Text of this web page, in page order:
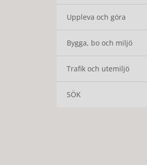
Uppleva och göra
Bygga, bo och miljö
Trafik och utemiljö
SÖK